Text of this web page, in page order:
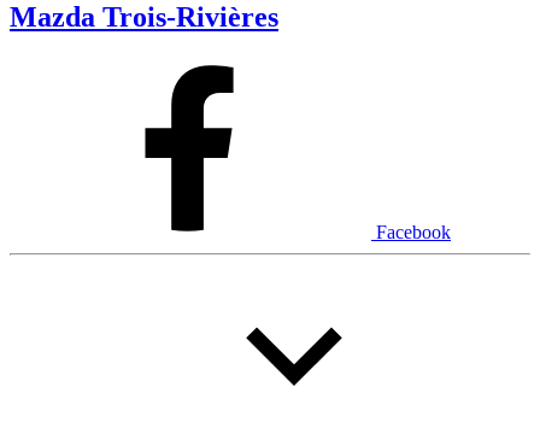
Mazda Trois-Rivières
Facebook